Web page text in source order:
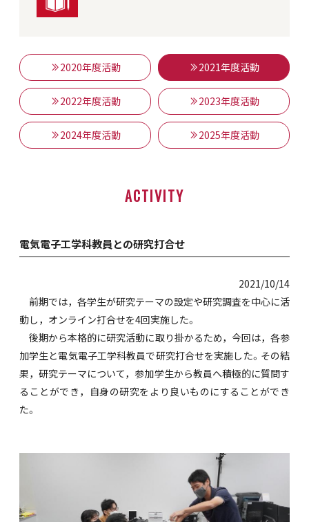
2020年度活動 2021年度活動
2022年度活動 2023年度活動
2024年度活動 2025年度活動
ACTIVITY
電気電子工学科教員との研究打合せ
2021/10/14
前期では，各学生が研究テーマの設定や研究調査を中心に活
動し，オンライン打合せを4回実施した。
後期から本格的に研究活動に取り掛かるため，今回は，各参
加学生と電気電子工学科教員で研究打合せを実施した。その結
果，研究テーマについて，参加学生から教員へ積極的に質問す
ることができ，自身の研究をより良いものにすることができ
た。